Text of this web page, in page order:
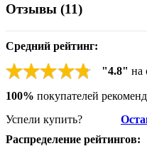
Отзывы (11)
Средний рейтинг:
"4.8" на
100% покупателей
Успели купить?
Распределение рейтингов: